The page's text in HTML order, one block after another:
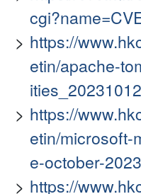
https://
etin/apache-
ities_20231012
https://
etin/microsoft-
e-october-2023
https://